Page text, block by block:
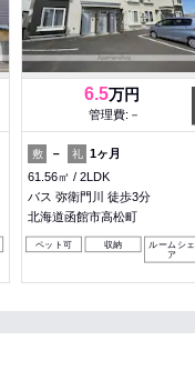
6.5万円
管理費:－
敷 － 礼 1ヶ月
61.56㎡
2LDK
バス 弥衛門川 徒歩3分
北海道函館市高松町
ペット可 収納
ルームシェ
ア